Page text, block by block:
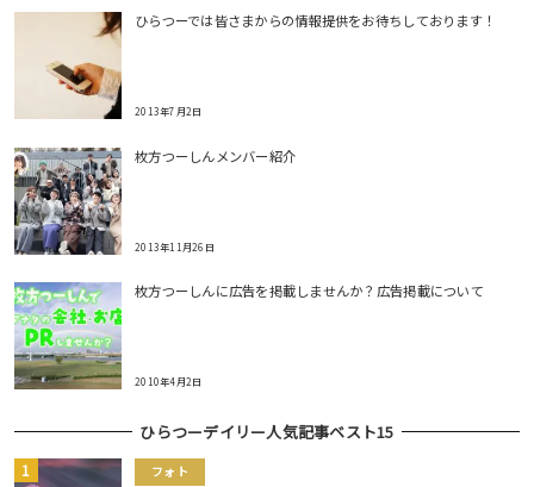
ひらつーでは皆さまからの情報提供をお待ちしております！
2013年7月2日
枚方つーしんメンバー紹介
2013年11月26日
枚方つーしんに広告を掲載しませんか？広告掲載について
2010年4月2日
ひらつーデイリー人気記事ベスト15
フォト